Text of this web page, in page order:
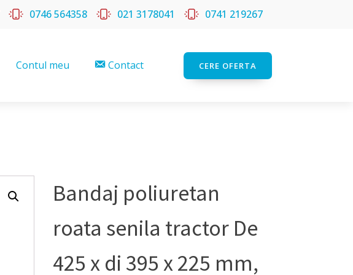
0746 564358 021 3178041 0741 219267
Contul meu Contact CERE OFERTA
Bandaj poliuretan
roata senila tractor De
425 x di 395 x 225 mm,